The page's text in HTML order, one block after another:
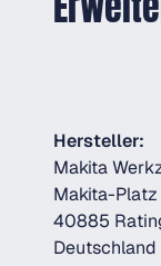
Hersteller:
Makita
Makita-Platz
40885
Deutschland